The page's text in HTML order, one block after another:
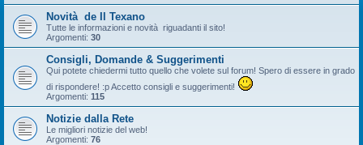
Novità de Il Texano
Tutte le informazioni e novità riguadanti il sito!
Argomenti: 30
Consigli, Domande & Suggerimenti
Qui potete chiedermi tutto quello che volete sul forum! Spero di essere in grado
di rispondere! :p Accetto consigli e suggerimenti!
Argomenti: 115
Notizie dalla Rete
Le migliori notizie del web!
Argomenti: 76